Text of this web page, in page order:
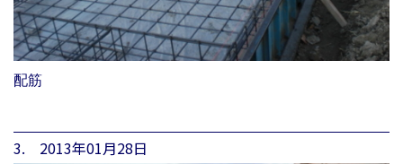
配筋
3. 2013年01月28日